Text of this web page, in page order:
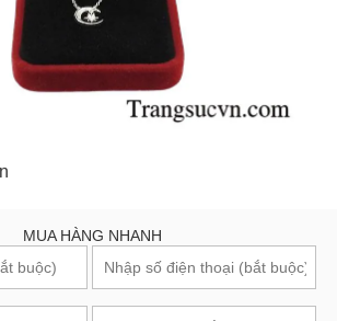
MUA HÀNG NHANH